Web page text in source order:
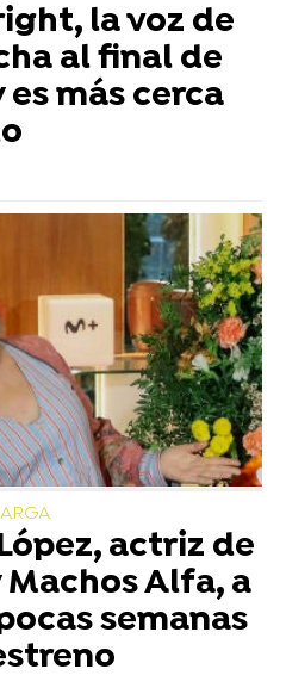
la voz de
al final de
es más cerca
actriz de
Machos Alfa, a
semanas